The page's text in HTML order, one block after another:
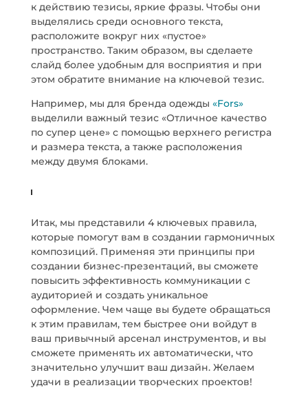
к действию тезисы, яркие фразы. Чтобы они
выделялись среди основного текста,
расположите вокруг них «пустое»
пространство. Таким образом, вы сделаете
слайд более удобным для восприятия и при
этом обратите внимание на ключевой тезис.
Например, мы для бренда одежды «Fors»
выделили важный тезис «Отличное качество
по супер цене» с помощью верхнего регистра
и размера текста, а также расположения
между двумя блоками.
Итак, мы представили 4 ключевых правила,
которые помогут вам в создании гармоничных
композиций. Применяя эти принципы при
создании бизнес-презентаций, вы сможете
повысить эффективность коммуникации с
аудиторией и создать уникальное
оформление. Чем чаще вы будете обращаться
к этим правилам, тем быстрее они войдут в
ваш привычный арсенал инструментов, и вы
сможете применять их автоматически, что
значительно улучшит ваш дизайн. Желаем
удачи в реализации творческих проектов!